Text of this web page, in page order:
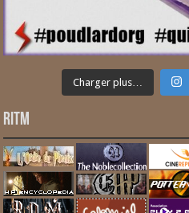
Charger plus…
RITM